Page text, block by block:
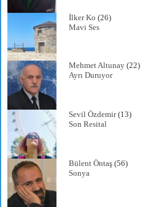
İlker Ko (26)
Mavi Ses
Mehmet Altunay (22)
Ayrı Duruyor
Sevil Özdemir(13)
Son Resital
Bülent Öntaş (56)
Sonya